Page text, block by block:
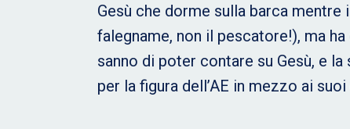
Gesù che dorme sulla barca
falegname, non il pescatore!), ma
sanno di poter contare su Gesù, e
per la figura dell’AE in mezzo ai